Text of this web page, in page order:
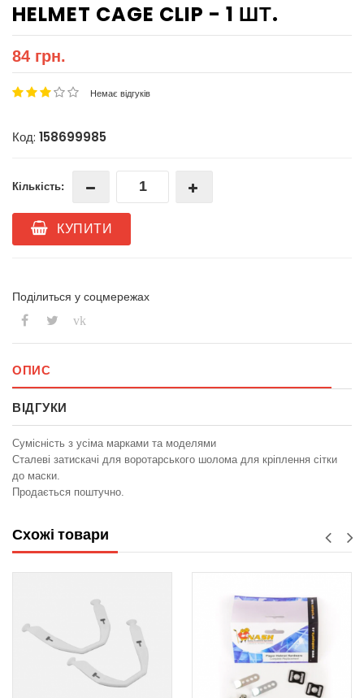
HELMET CAGE CLIP - 1 ШТ.
84 грн.
Немає відгуків
Код: 158699985
Кількість:
КУПИТИ
Поділиться у соцмережах
vk
ОПИС
ВІДГУКИ
Сумісність з усіма марками та моделями
Сталеві затискачі для воротарського шолома для кріплення сітки
до маски.
Продається поштучно.
Схожі товари